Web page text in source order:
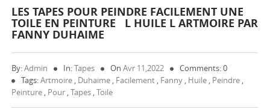
LES TAPES POUR PEINDRE FACILEMENT UNE
TOILE EN PEINTURE L HUILE L ARTMOIRE PAR
FANNY DUHAIME
By:Admin In:Tapes OnAvr 11,2022
Comments: 0
Tags:Artmoire , Duhaime , Facilement , Fanny , Huile , Peindre ,
Peinture , Pour ,Tapes ,Toile